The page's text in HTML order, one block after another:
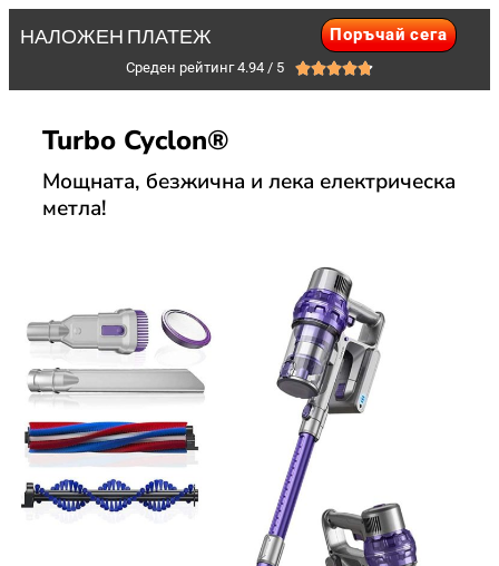
НАЛОЖЕН ПЛАТЕЖ Поръчай сега
Среден рейтинг 4.94 / 5 
Turbo Cyclon®
Мощната, безжична и лека електрическа
метла!